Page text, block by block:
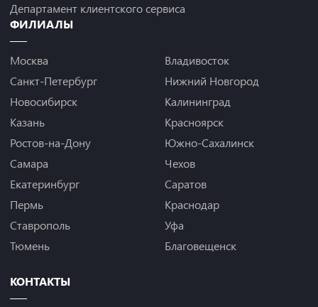
Департамент клиентского сервиса
ФИЛИАЛЫ
Москва
Санкт-Петербург
Новосибирск
Казань
Ростов-на-Дону
Самара
Екатеринбург
Пермь
Ставрополь
Тюмень
Владивосток
Нижний Новгород
Калининград
Красноярск
Южно-Сахалинск
Чехов
Саратов
Краснодар
Уфа
Благовещенск
КОНТАКТЫ